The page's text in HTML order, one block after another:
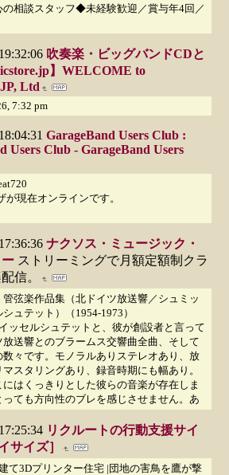
の相談スタッフ◆未経験歓迎／賞与年4回／
吹奏楽・ビッグバンドCDと
】WELCOME to
Ltd
7:32 pm
GarageBand Users Club :
Users Club - GarageBand Users
が現在オンラインです。
ナクソス・ミュージック・
ストリーミングで月額定額制クラ
信。
管弦楽作品集（北ドイツ放送響／シュミッ
ュテット）（1954-1973）
ッセルシュテットと、彼が創設者と言って
放送響とのブラームス交響曲全曲、そして
数々です。モノラルありステレオあり、放
スタリングあり、録音時期にも幅あり。
はくっきりとした彼らの音楽が存在しま
ても方向性のブレを感じさせません。あ
リクルートの行動支援サイ
サイズ］
て3Dプリンター住宅 |団地の害鳥を鷹が撃